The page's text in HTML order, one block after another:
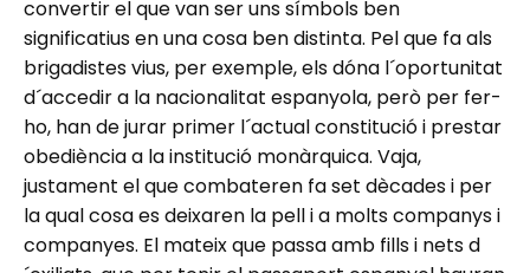
convertir el que van ser uns símbols ben
significatius en una cosa ben distinta. Pel que fa als
brigadistes vius, per exemple, els dóna l´oportunitat
d´accedir a la nacionalitat espanyola, però per fer-
ho, han de jurar primer l´actual constitució i prestar
obediència a la institució monàrquica. Vaja,
justament el que combateren fa set dècades i per
la qual cosa es deixaren la pell i a molts companys i
companyes. El mateix que passa amb fills i nets d